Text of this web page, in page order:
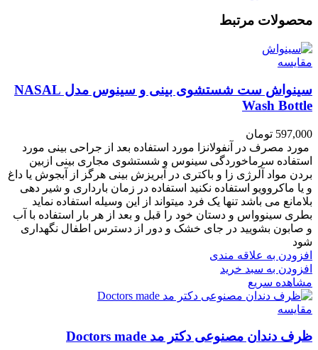
محصولات مرتبط
مقایسه
سینواش ست شستشوی بینی و سینوس مدل NASAL
Wash Bottle
597,000 تومان
مورد مصرف در آنفولانزا مورد استفاده بعد از جراحی بینی مورد
استفاده سرماخوردگی سینوس و شستشوی مجاری بینی ازبین
بردن مواد آلرژی زا و باکتری در آبریزش بینی هرگز از آبجوش یا داغ
و یا ماکروویو استفاده نکنید استفاده در زمان بارداری و شیر دهی
بلامانع می باشد تنها یک فرد میتواند از این وسیله استفاده نماید
بطری سینوواس و دستان خود را قبل و بعد از هر بار استفاده با آب
و صابون بشویید در جای خشک و دور از دسترس اطفال نگهداری
شود
افزودن به علاقه مندی
افزودن به سبد خرید
مشاهده سریع
مقایسه
ظرف دندان مصنوعی دکتر مد Doctors made